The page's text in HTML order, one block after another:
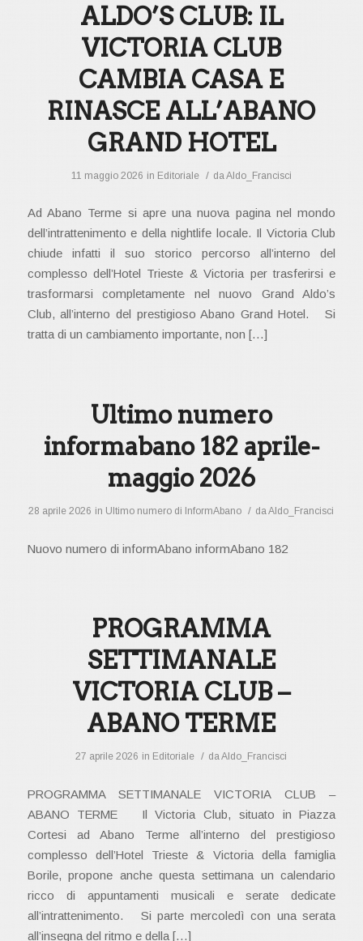
ALDO’S CLUB: IL
VICTORIA CLUB
CAMBIA CASA E
RINASCE ALL’ABANO
GRAND HOTEL
11 maggio 2026 in Editoriale / da Aldo_Francisci
Ad Abano Terme si apre una nuova pagina nel mondo
dell’intrattenimento e della nightlife locale. Il Victoria Club
chiude infatti il suo storico percorso all’interno del
complesso dell’Hotel Trieste & Victoria per trasferirsi e
trasformarsi completamente nel nuovo Grand Aldo’s
Club, all’interno del prestigioso Abano Grand Hotel. Si
tratta di un cambiamento importante, non […]
Ultimo numero
informabano 182 aprile-
maggio 2026
28 aprile 2026 in Ultimo numero di InformAbano / daAldo_Francisci
Nuovo numero di informAbano informAbano 182
PROGRAMMA
SETTIMANALE
VICTORIA CLUB –
ABANO TERME
27 aprile 2026 in Editoriale / daAldo_Francisci
PROGRAMMA SETTIMANALE VICTORIA CLUB –
ABANO TERME Il Victoria Club, situato in Piazza
Cortesi ad Abano Terme all’interno del prestigioso
complesso dell’Hotel Trieste & Victoria della famiglia
Borile, propone anche questa settimana un calendario
ricco di appuntamenti musicali e serate dedicate
all’intrattenimento. Si parte mercoledì con una serata
all’insegna del ritmo e della […]